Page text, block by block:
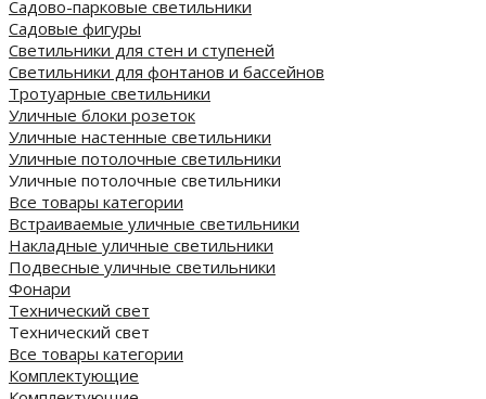
Садово-парковые светильники
Садовые фигуры
Светильники для стен и ступеней
Светильники для фонтанов и бассейнов
Тротуарные светильники
Уличные блоки розеток
Уличные настенные светильники
Уличные потолочные светильники
Уличные потолочные светильники
Все товары категории
Встраиваемые уличные светильники
Накладные уличные светильники
Подвесные уличные светильники
Фонари
Технический свет
Технический свет
Все товары категории
Комплектующие